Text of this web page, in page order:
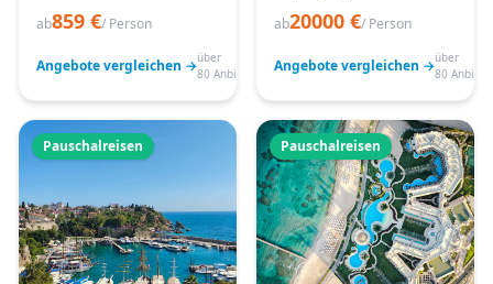
ab859 €/ Person
Angebote vergleichen →über
80 Anbieter
ab20000 €/ Person
Angebote vergleichen →über
80
Pauschalreisen Pauschalreisen